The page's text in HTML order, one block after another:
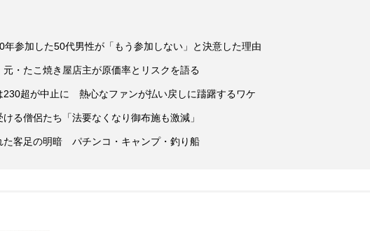
年参加した50代男性が「もう参加しない」と決意した理由
・たこ焼き屋店主が原価率とリスクを語る
230超が中止に 熱心なファンが払い戻しに躊躇するワケ
る僧侶たち「法要なくなり御布施も激減」
た客足の明暗 パチンコ・キャンプ・釣り船